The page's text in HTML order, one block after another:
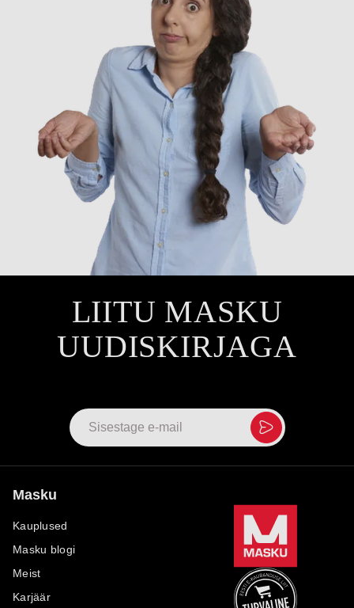
LIITU MASKU
UUDISKIRJAGA
Masku
Kauplused
Masku blogi
Meist
Karjäär